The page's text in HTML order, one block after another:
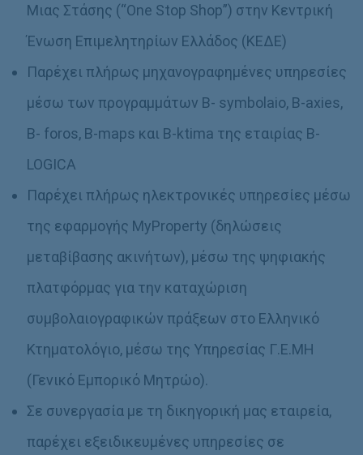
Μιας Στάσης (“One Stop Shop”) στην Κεντρική
Ένωση Επιμελητηρίων Ελλάδος (ΚΕΔΕ)
Παρέχει πλήρως μηχανογραφημένες υπηρεσίες
μέσω των προγραμμάτων B- symbolaio, B-axies,
B- foros, B-maps και B-ktima της εταιρίας B-
LOGICA
Παρέχει πλήρως ηλεκτρονικές υπηρεσίες μέσω
της εφαρμογής MyProperty (δηλώσεις
μεταβίβασης ακινήτων), μέσω της ψηφιακής
πλατφόρμας για την καταχώριση
συμβολαιογραφικών πράξεων στο Ελληνικό
Κτηματολόγιο, μέσω της Υπηρεσίας Γ.Ε.ΜΗ
(Γενικό Εμπορικό Μητρώο).
Σε συνεργασία με τη δικηγορική μας εταιρεία,
παρέχει εξειδικευμένες υπηρεσίες σε